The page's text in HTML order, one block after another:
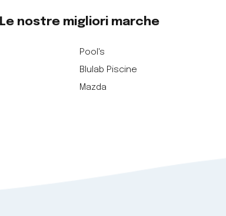
Le nostre migliori marche
Pool's
Blulab Piscine
Mazda